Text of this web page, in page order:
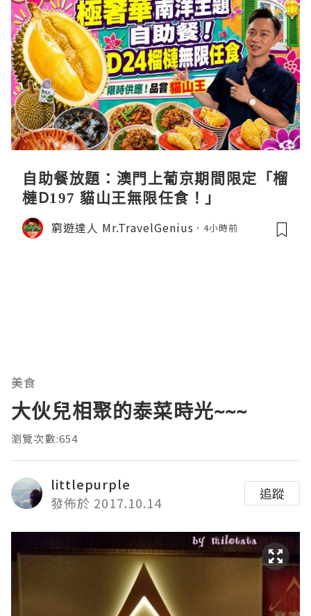
自助餐放題：澳門上葡京期間限定「榴
槤D197 貓山王無限任食！」
窮遊達人 Mr.TravelGenius 4小時前
美食
大伙兒相聚的泰菜時光~~~
瀏覽次數:654
littlepurple
發佈於 2017.10.14
追蹤